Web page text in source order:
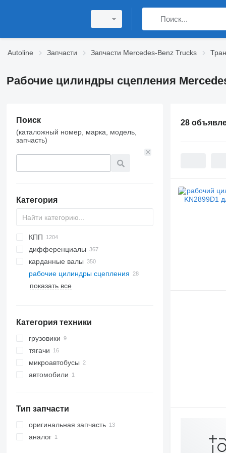
Autoline Запчасти Запчасти Mercedes-Benz Trucks
Рабочие цилиндры сцепления
Поиск
(каталожный номер, марка, модель,
запчасть)
Категория
КПП
дифференциалы
карданные валы
рабочие цилиндры сцепления
показать все
Категория техники
грузовики
тягачи
микроавтобусы
автомобили
Тип запчасти
оригинальная запчасть
аналог
28